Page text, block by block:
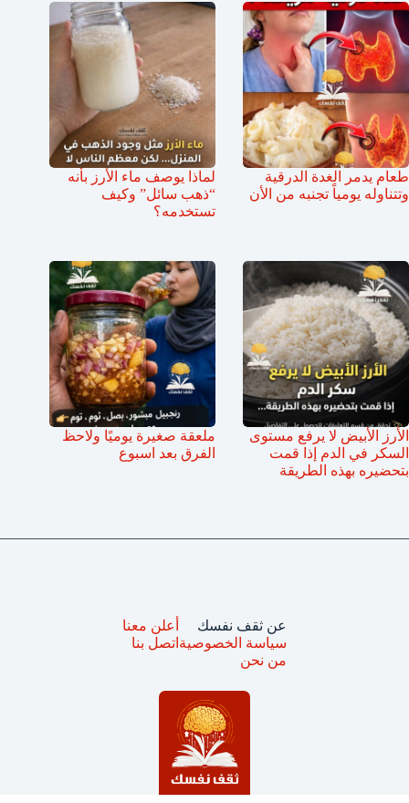
طعام يدمر الغدة الدرقية
وتتناوله يومياً تجنبه من الأن
لماذا يوصف ماء الأرز بأنه
“ذهب سائل” وكيف
تستخدمه؟
الأرز الأبيض لا يرفع مستوى
السكر في الدم إذا قمت
بتحضيره بهذه الطريقة
ملعقة صغيرة يوميًا ولاحظ
الفرق بعد اسبوع
عن ثقف نفسك
سياسة الخصوصية
من نحن
أعلن معنا
اتصل بنا